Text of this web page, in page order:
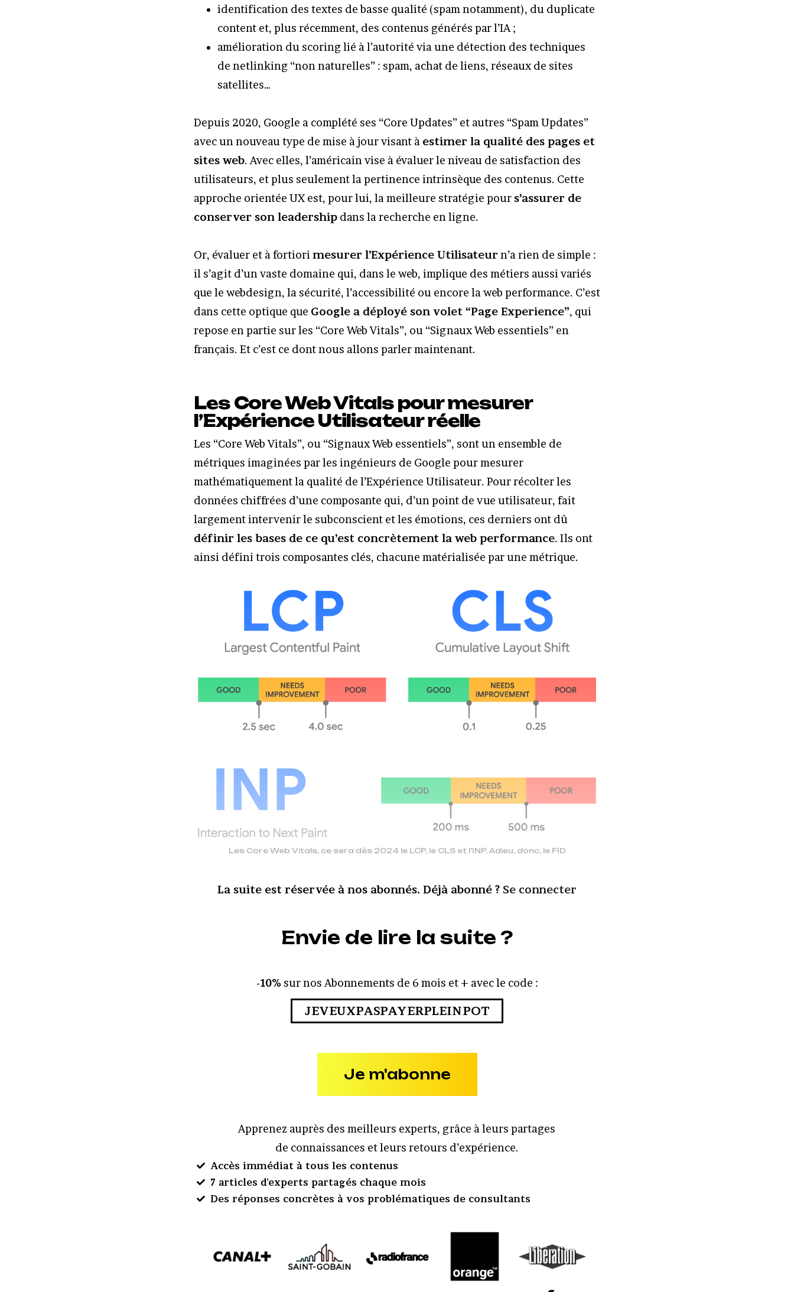
identification des textes de basse qualité (spam notamment), du duplicate
content et, plus récemment, des contenus générés par l’IA ;
amélioration du scoring lié à l’autorité via une détection des techniques
de netlinking “non naturelles” : spam, achat de liens, réseaux de sites
satellites…
Depuis 2020, Google a complété ses “Core Updates” et autres “Spam Updates”
avec un nouveau type de mise à jour visant à estimer la qualité des pages et
sites web. Avec elles, l’américain vise à évaluer le niveau de satisfaction des
utilisateurs, et plus seulement la pertinence intrinsèque des contenus. Cette
approche orientée UX est, pour lui, la meilleure stratégie pour s’assurer de
conserver son leadership dans la recherche en ligne.
Or, évaluer et à fortiori mesurer l’Expérience Utilisateur n’a rien de simple :
il s’agit d’un vaste domaine qui, dans le web, implique des métiers aussi variés
que le webdesign, la sécurité, l’accessibilité ou encore la web performance. C’est
dans cette optique que Google a déployé son volet “Page Experience”, qui
repose en partie sur les “Core Web Vitals”, ou “Signaux Web essentiels” en
français. Et c’est ce dont nous allons parler maintenant.
Les Core Web Vitals pour mesurer
l’Expérience Utilisateur réelle
Les “Core Web Vitals”, ou “Signaux Web essentiels”, sont un ensemble de
métriques imaginées par les ingénieurs de Google pour mesurer
mathématiquement la qualité de l’Expérience Utilisateur. Pour récolter les
données chiffrées d’une composante qui, d’un point de vue utilisateur, fait
largement intervenir le subconscient et les émotions, ces derniers ont dû
définir les bases de ce qu’est concrètement la web performance. Ils ont
ainsi défini trois composantes clés, chacune matérialisée par une métrique.
Les Core Web Vitals, ce sera dès 2024 le LCP, le CLS et l’INP. Adieu, donc, le FID
La suite est réservée à nos abonnés. Déjà abonné ? Se connecter
Envie de lire la suite ?
-10% sur nos Abonnements de 6 mois et + avec le code :
JEVEUXPASPAYERPLEINPOT
Je m'abonne
Apprenez auprès des meilleurs experts, grâce à leurs partages
de connaissances et leurs retours d’expérience.
Accès immédiat à tous les contenus
7 articles d'experts partagés chaque mois
Des réponses concrètes à vos problématiques de consultants